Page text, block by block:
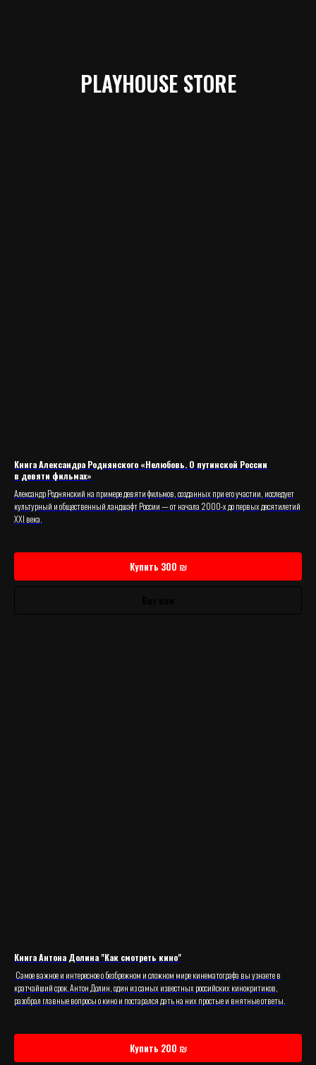
PLAYHOUSE STORE
Книга Александра Роднянского «Нелюбовь. О путинской России
в девяти фильмах»
Александр Роднянский на примере девяти фильмов, созданных при его участии, исследует
культурный и общественный ландшафт России — от начала 2000-х до первых десятилетий
XXI века.
Купить 300 ₪
Книга Антона Долина "Как смотреть кино"
Самое важное и интересное о безбрежном и сложном мире кинематографа вы узнаете в
кратчайший срок. Антон Долин, один из самых известных российских кинокритиков,
разобрал главные вопросы о кино и постарался дать на них простые и внятные ответы.
Купить 200 ₪